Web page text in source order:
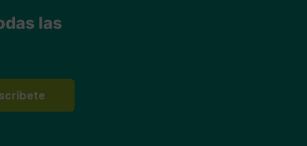
las